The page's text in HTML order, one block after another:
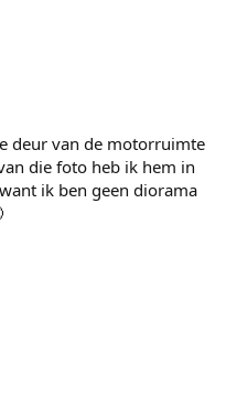
deur van de motorruimte
die foto heb ik hem in
ik ben geen diorama